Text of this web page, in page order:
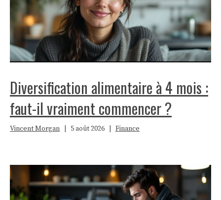
Diversification alimentaire à 4 mois :
faut-il vraiment commencer ?
Vincent Morgan 5 août 2026 Finance